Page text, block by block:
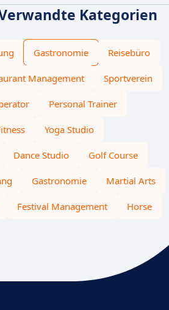
Kategorien
Gastronomie Reisebüro
Management Sportverein
Personal Trainer
Yoga Studio
Dance Studio Golf Course
Gastronomie Martial Arts
Festival Management Horse